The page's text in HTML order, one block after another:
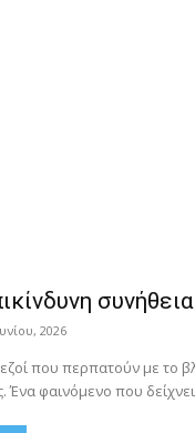
2026
που περπατούν με το
Ένα φαινόμενο που